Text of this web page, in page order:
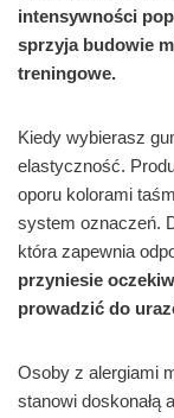
intensywności
sprzyja budowie
treningowe.
Kiedy wybierasz
elastyczność.
oporu kolorami
system oznaczeń.
która zapewnia
przyniesie
prowadzić do
Osoby z alergiami
stanowi doskonałą